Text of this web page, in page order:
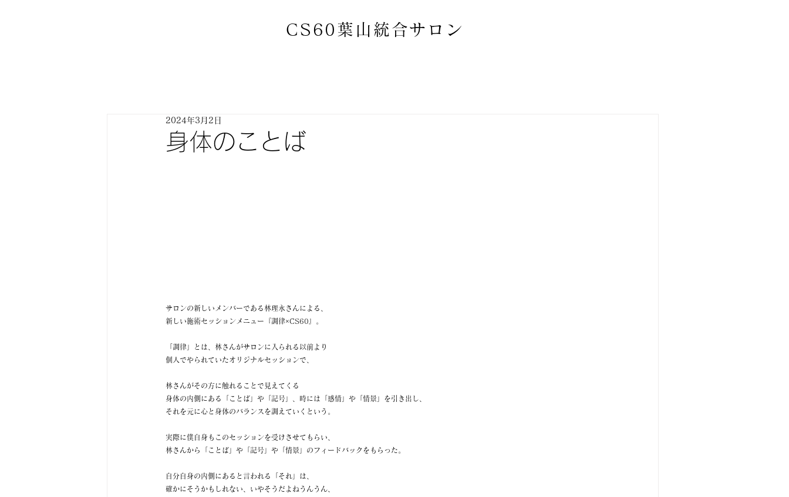
CS60葉山統合サロン
身体のことば
2024年3月2日
サロンの新しいメンバーである林理永さんによる、
新しい施術セッションメニュー『調律×CS60』。
「調律」とは、林さんがサロンに入られる以前より
個人でやられていたオリジナルセッションで、
林さんがその方に触れることで見えてくる
身体の内側にある「ことば」や「記号」、時には「感情」や「情景」を引き出し、
それを元に心と身体のバランスを調えていくという。
実際に僕自身もこのセッションを受けさせてもらい、
林さんから「ことば」や「記号」や「情景」のフィードバックをもらった。
自分自身の内側にあると言われる「それ」は、
確かにそうかもしれない、いやそうだよねうんうん、